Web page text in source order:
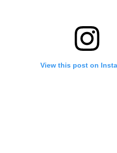
View this post on